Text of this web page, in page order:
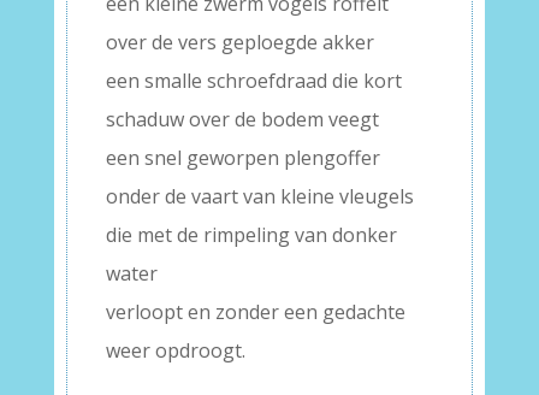
over de vers geploegde akker
een smalle schroefdraad die kort
schaduw over de bodem veegt
een snel geworpen plengoffer
onder de vaart van kleine vleugels
die met de rimpeling van donker
water
verloopt en zonder een gedachte
weer opdroogt.